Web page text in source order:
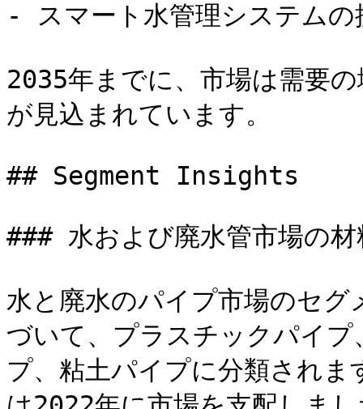
- スマート水管理システムの
2035年までに、市場は需要
が見込まれています。
## Segment Insights
### 水および廃水管市場の
水と廃水のパイプ市場のセ
づいて、プラスチックパイ
プ、粘土パイプに分類され